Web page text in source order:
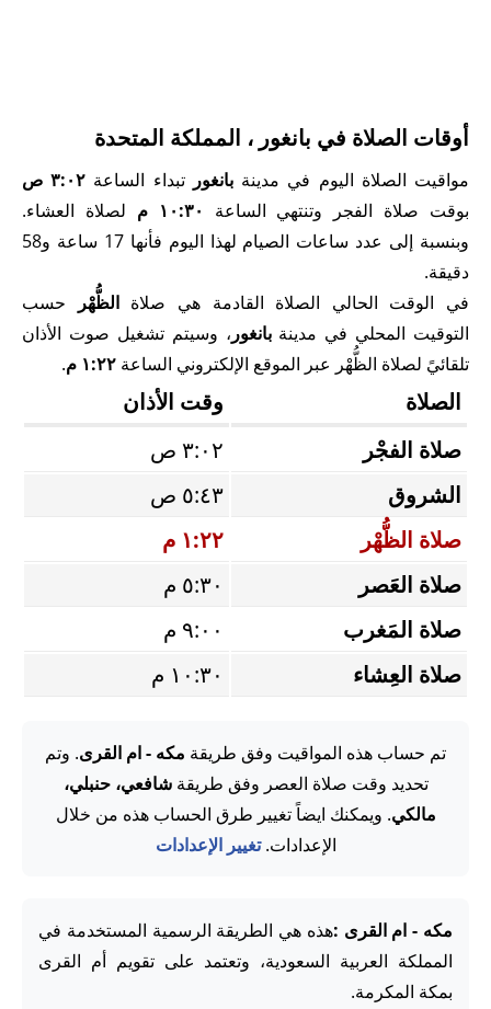
أوقات الصلاة في بانغور ، المملكة المتحدة
مواقيت الصلاة اليوم في مدينةبانغور تبداء الساعة ٣:٠٢ ص
بوقت صلاة الفجر وتنتهي الساعة
١٠:٣٠ م
لصلاة العشاء.
وبنسبة إلى عدد ساعات الصيام لهذا اليوم فأنها 17 ساعة و58
دقيقة.
في الوقت الحالي الصلاة القادمة هي صلاةالظُّهْر
حسب
التوقيت المحلي في مدينةبانغور ، وسيتم تشغيل صوت الأذان
تلقائيً لصلاة الظُّهْر عبر الموقع الإلكتروني الساعة ١:٢٢ م .
الصلاة
وقت الأذان
صلاة الفجْر
٣:٠٢ ص
الشروق
٥:٤٣ ص
صلاة الظُّهْر
١:٢٢ م
صلاة العَصر
٥:٣٠ م
صلاة المَغرب
٩:٠٠ م
صلاة العِشاء
١٠:٣٠ م
تم حساب هذه المواقيت وفق طريقة مكه - ام القرى. وتم
تحديد وقت صلاة العصر وفق طريقةشافعي، حنبلي،
مالكي. ويمكنك ايضاً تغيير طرق الحساب هذه من خلال
الإعدادات.تغيير الإعدادات
مكه - ام القرى :هذه هي الطريقة الرسمية المستخدمة في
المملكة العربية السعودية، وتعتمد على تقويم أم القرى
بمكة المكرمة.